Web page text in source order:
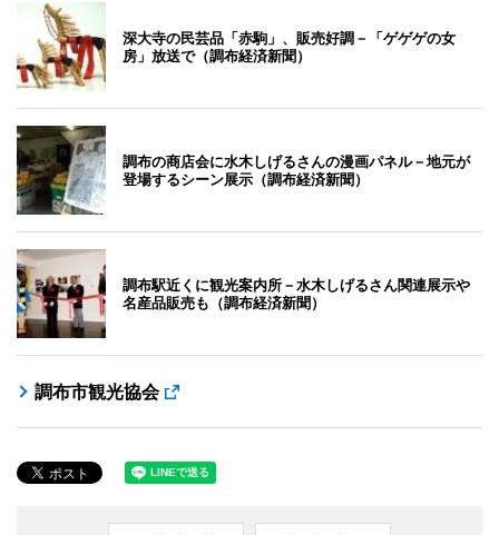
深大寺の民芸品「赤駒」、販売好調－「ゲゲゲの女
房」放送で（調布経済新聞）
調布の商店会に水木しげるさんの漫画パネル－地元が
登場するシーン展示（調布経済新聞）
調布駅近くに観光案内所－水木しげるさん関連展示や
名産品販売も（調布経済新聞）
調布市観光協会